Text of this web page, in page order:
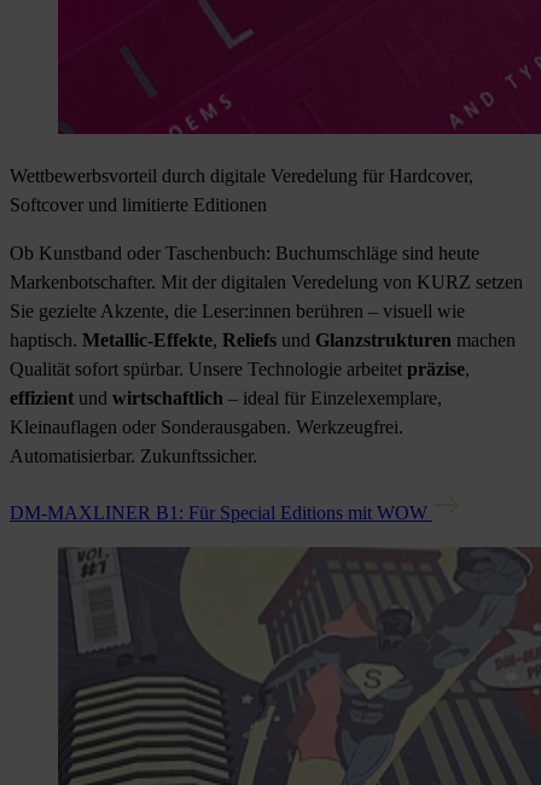
Wettbewerbsvorteil durch digitale Veredelung für Hardcover,
Softcover und limitierte Editionen
Ob Kunstband oder Taschenbuch: Buchumschläge sind heute
Markenbotschafter. Mit der digitalen Veredelung von KURZ setzen
Sie gezielte Akzente, die Leser:innen berühren – visuell wie
haptisch. Metallic-Effekte, Reliefs und Glanzstrukturen machen
Qualität sofort spürbar. Unsere Technologie arbeitet präzise,
effizient und wirtschaftlich – ideal für Einzelexemplare,
Kleinauflagen oder Sonderausgaben. Werkzeugfrei.
Automatisierbar. Zukunftssicher.
DM-MAXLINER B1: Für Special Editions mit WOW